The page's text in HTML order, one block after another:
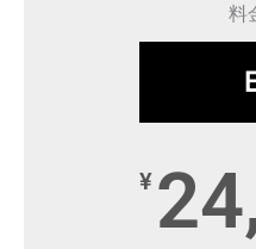
料
¥